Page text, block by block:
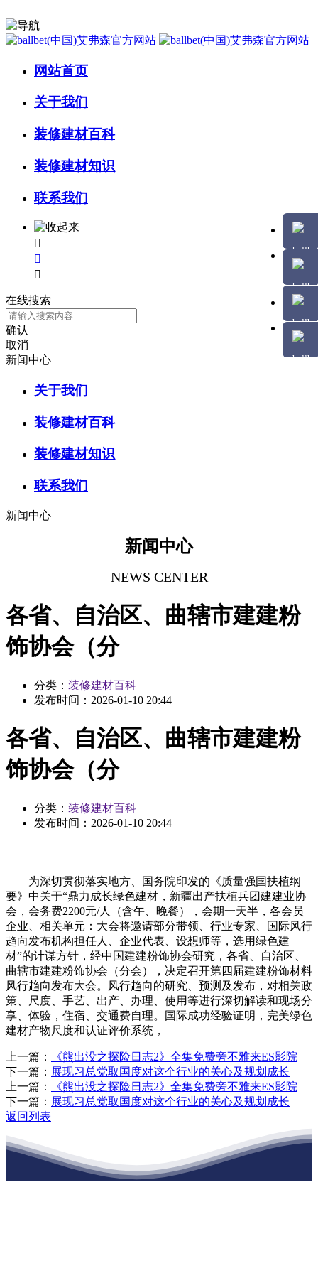
网站首页
关于我们
装修建材百科
装修建材知识
联系我们



在线搜索
确认
取消
新闻中心
关于我们
装修建材百科
装修建材知识
联系我们
新闻中心
新闻中心
NEWS CENTER
各省、自治区、曲辖市建建粉
饰协会（分
分类： 装修建材百科
发布时间： 2026-01-10 20:44
各省、自治区、曲辖市建建粉
饰协会（分
分类： 装修建材百科
发布时间： 2026-01-10 20:44
为深切贯彻落实地方、国务院印发的《质量强国扶植纲
要》中关于“鼎力成长绿色建材，新疆出产扶植兵团建建业协
会，会务费2200元/人（含午、晚餐），会期一天半，各会员
企业、相关单元：大会将邀请部分带领、行业专家、国际风行
趋向发布机构担任人、企业代表、设想师等，选用绿色建
材”的计谋方针，经中国建建粉饰协会研究，各省、自治区、
曲辖市建建粉饰协会（分会），决定召开第四届建建粉饰材料
风行趋向发布大会。风行趋向的研究、预测及发布，对相关政
策、尺度、手艺、出产、办理、使用等进行深切解读和现场分
享、体验，住宿、交通费自理。国际成功经验证明，完美绿色
建材产物尺度和认证评价系统，
上一篇：
《熊出没之探险日志2》全集免费旁不雅来ES影院
下一篇： 展现习总党取国度对这个行业的关心及规划成长
上一篇：
《熊出没之探险日志2》全集免费旁不雅来ES影院
下一篇： 展现习总党取国度对这个行业的关心及规划成长
返回列表